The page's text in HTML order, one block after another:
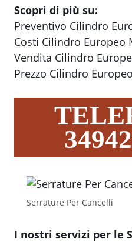
Scopri di più su:
Preventivo Cilindro
Costi Cilindro Europeo
Vendita Cilindro
Prezzo Cilindro
Serrature Per Cancelli
I nostri servizi per le